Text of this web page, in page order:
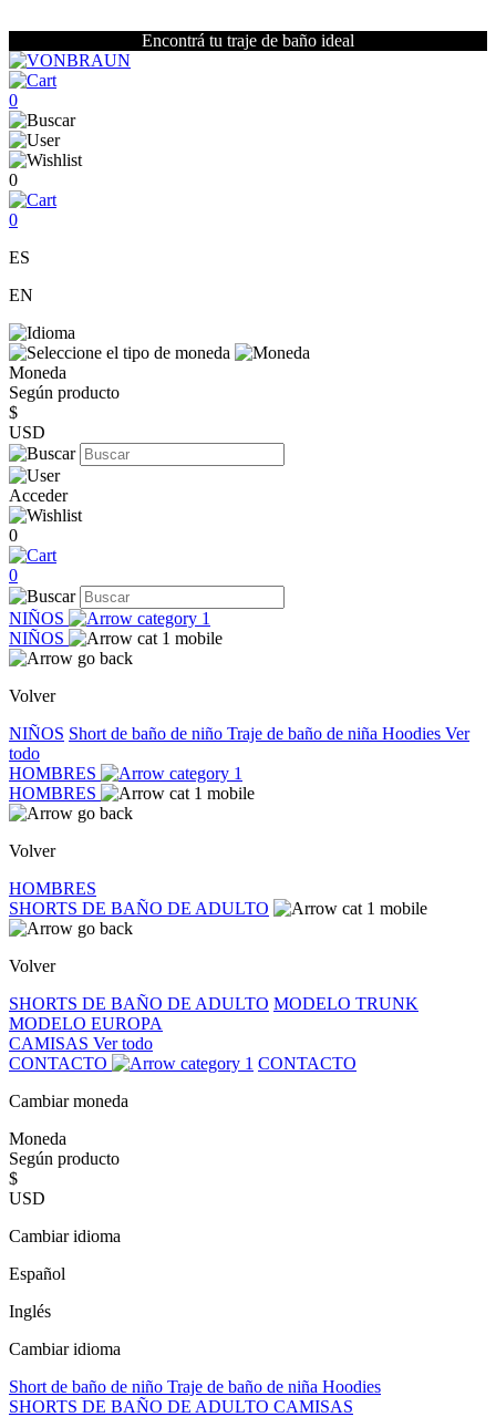
Encontrá tu traje de baño ideal
0
0
0
ES
EN
Moneda
Según producto
$
USD
Acceder
0
0
NIÑOS
NIÑOS
Volver
NIÑOS Short de baño de niño Traje de baño de niña Hoodies Ver
todo
HOMBRES
HOMBRES
Volver
HOMBRES
SHORTS DE BAÑO DE ADULTO
Volver
SHORTS DE BAÑO DE ADULTO MODELO TRUNK
MODELO EUROPA
CAMISAS Ver todo
CONTACTO
CONTACTO
Cambiar moneda
Moneda
Según producto
$
USD
Cambiar idioma
Español
Inglés
Cambiar idioma
Short de baño de niño Traje de baño de niña Hoodies
SHORTS DE BAÑO DE ADULTO CAMISAS